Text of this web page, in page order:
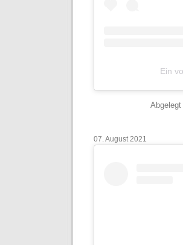
Ein
Abgelegt
07. August 2021